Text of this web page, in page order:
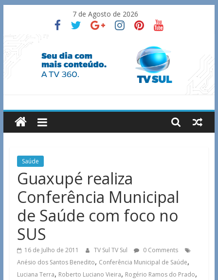
content
7 de Agosto de 2026
TV
Sul
Notícias
Guaxupé
região.
Saúde
Guaxupé realiza
Conferência Municipal
de Saúde com foco no
SUS
16 de Julho de 2011 TV Sul TV Sul
0 Comments
Anésio dos Santos Benedito, Conferência Municipal de Saúde,
Luciana Terra, Roberto Luciano Vieira, Rogério Ramos do Prado,